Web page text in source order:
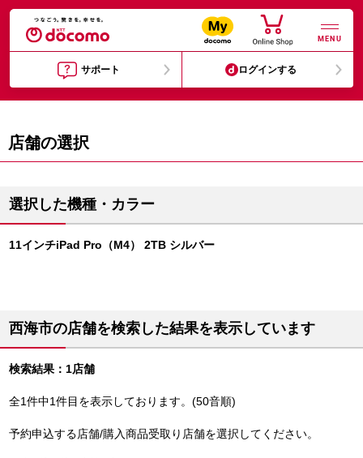
MENU
サポート ログインする
店舗の選択
選択した機種・カラー
11インチiPad Pro（M4） 2TB シルバー
西海市の店舗を検索した結果を表示しています
検索結果：1店舗
全1件中1件目を表示しております。(50音順)
予約申込する店舗/購入商品受取り店舗を選択してください。